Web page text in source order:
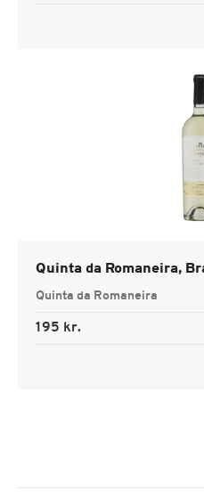
Quinta da Romaneira,
Quinta da Romaneira
195 kr.